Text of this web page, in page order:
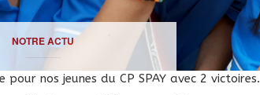
NOTRE ACTU
pour nos jeunes du CP SPAY avec 2 victoires.